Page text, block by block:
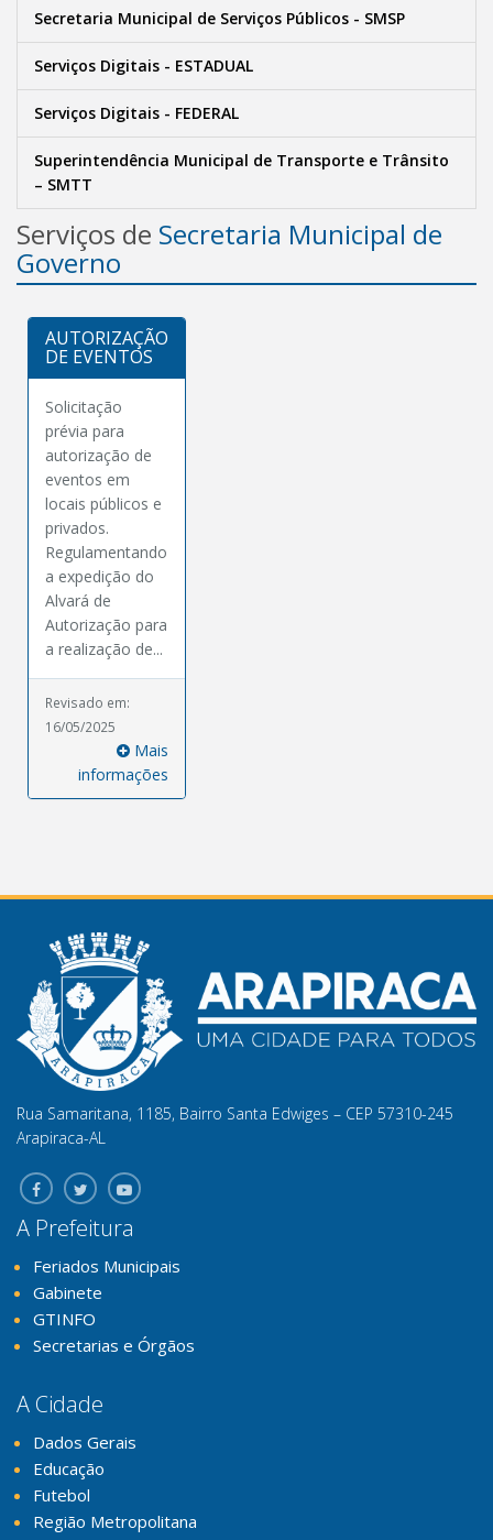
Secretaria Municipal de Serviços Públicos - SMSP
Serviços Digitais - ESTADUAL
Serviços Digitais - FEDERAL
Superintendência Municipal de Transporte e Trânsito
– SMTT
Serviços de Secretaria Municipal de
Governo
AUTORIZAÇÃO
DE EVENTOS
Solicitação
prévia para
autorização de
eventos em
locais públicos e
privados.
Regulamentando
a expedição do
Alvará de
Autorização para
a realização de...
Revisado em:
16/05/2025
Mais
informações
Rua Samaritana, 1185, Bairro Santa Edwiges – CEP 57310-245
Arapiraca-AL
A Prefeitura
Feriados Municipais
Gabinete
GTINFO
Secretarias e Órgãos
A Cidade
Dados Gerais
Educação
Futebol
Região Metropolitana